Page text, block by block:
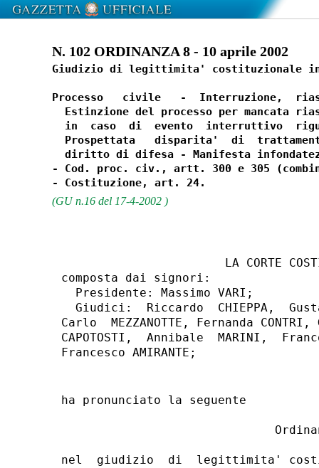
N. 102 ORDINANZA 8 - 10 aprile 2002
Giudizio di legittimita' costituzionale
Processo   civile   -  Interruzione,
Estinzione del processo per mancata
in  caso  di  evento  interruttivo
Prospettata   disparita'  di
diritto di difesa - Manifesta
- Cod. proc. civ., artt. 300 e 305
(GU n.16 del 17-4-2002 )
LA CORTE
composta dai signori:
  Presidente: Massimo VARI;
Giudici:  Riccardo  CHIEPPA,
Carlo  MEZZANOTTE, Fernanda
CAPOTOSTI,  Annibale  MARINI,
ha pronunciato la seguente
nel  giudizio  di  legittimita'